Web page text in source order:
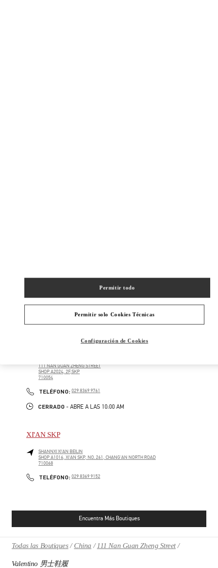
SHOP A5009, 5F, SKP
TELÉFONO:PHONE
029 8369 9890
- ABRE A LAS 10:00 AM
XIAN SHIN KONG PLACE WOMAN
111 NAN GUAN ZHENG STREET
SHOP A2024, 2F,SKP
710054
TELÉFONO: PHONE
029 8369 9761
CERRADO - ABRE A LAS 10:00 AM
XI'AN SKP
SHANNXIXI'AN BEILIN
SHOP A1016, XI'AN SKP, NO. 261, CHANG'AN NORTH ROAD
710068
TELÉFONO: PHONE
029 8369 9152
Encuentra Más Boutiques
Todas las Boutiques China 111 Nan Guan Zheng Street
Valentino 男士鞋履
Permitir solo Cookies Técnicas
Permitir todo
Configuración de Cookies